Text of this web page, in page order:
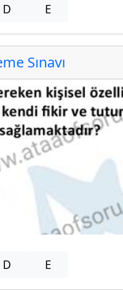
D E
Sınavı
D E